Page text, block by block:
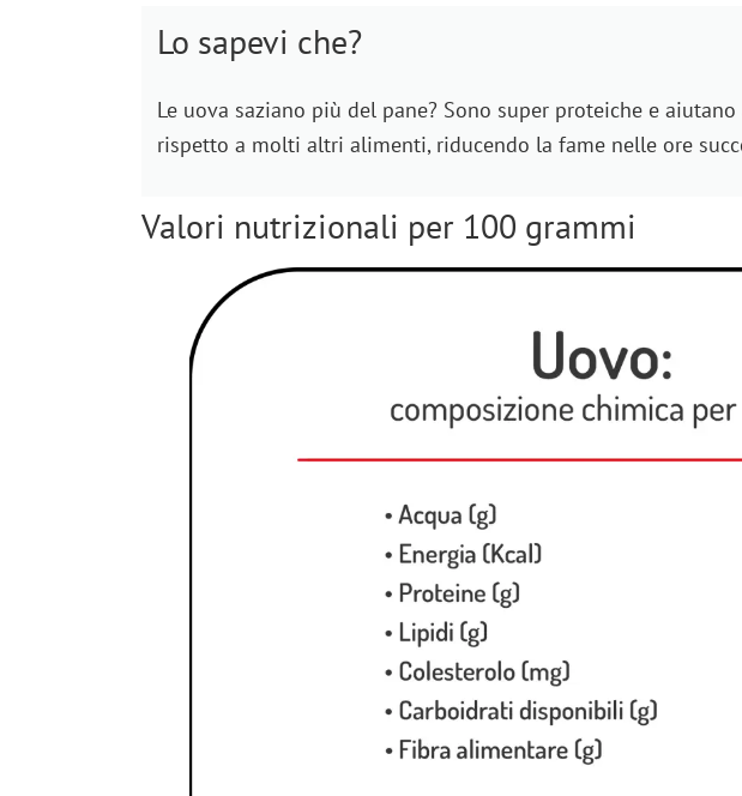
Lo sapevi che?
Le uova saziano più del pane? Sono super proteiche e
rispetto a molti altri alimenti, riducendo la fame nelle ore
Valori nutrizionali per 100 grammi